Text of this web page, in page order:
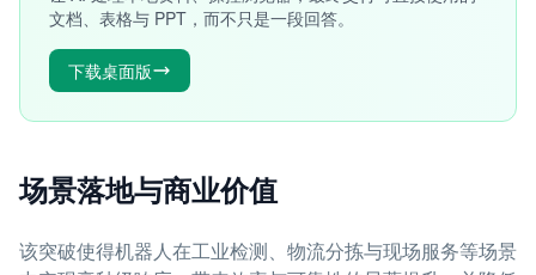
文档、表格与 PPT，而不只是一段回答。
下载桌面版
场景落地与商业价值
该突破使得机器人在工业检测、物流分拣与现场服务等场景